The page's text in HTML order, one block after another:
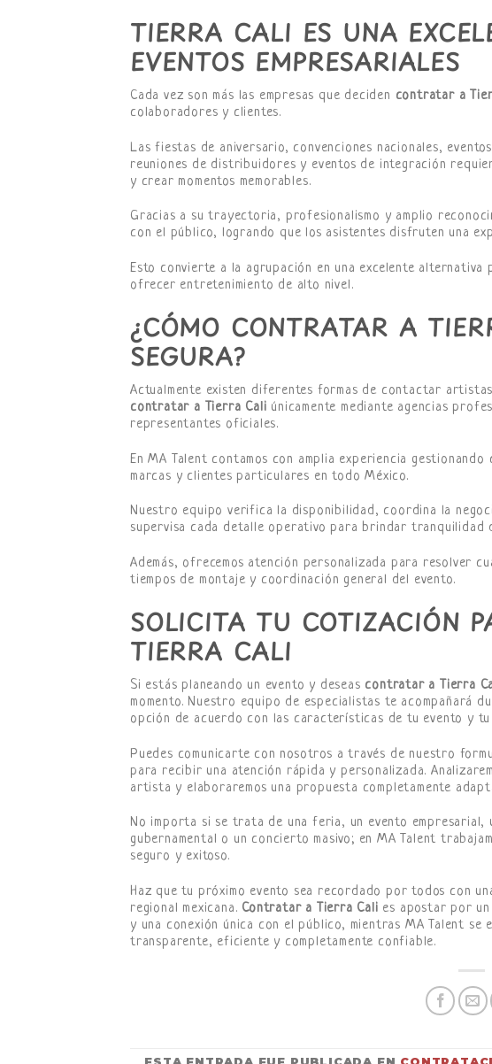
TIERRA CALI ES UNA
EVENTOS EMPRESARIALES
Cada vez son más las empresas que deciden contratar a
colaboradores y clientes.
Las fiestas de aniversario, convenciones nacionales,
reuniones de distribuidores y eventos de integración
y crear momentos memorables.
Gracias a su trayectoria, profesionalismo y amplio
con el público, logrando que los asistentes disfruten una
Esto convierte a la agrupación en una excelente alternativa
ofrecer entretenimiento de alto nivel.
¿CÓMO CONTRATAR A
SEGURA?
Actualmente existen diferentes formas de contactar
contratar a Tierra Cali únicamente mediante agencias
representantes oficiales.
En MA Talent contamos con amplia experiencia
marcas y clientes particulares en todo México.
Nuestro equipo verifica la disponibilidad, coordina la
supervisa cada detalle operativo para brindar tranquilidad
Además, ofrecemos atención personalizada para resolver
tiempos de montaje y coordinación general del evento.
SOLICITA TU COTIZACIÓN
TIERRA CALI
Si estás planeando un evento y deseas contratar a Tierra
momento. Nuestro equipo de especialistas te acompañará
opción de acuerdo con las características de tu evento y tu
Puedes comunicarte con nosotros a través de nuestro
para recibir una atención rápida y personalizada.
artista y elaboraremos una propuesta completamente
No importa si se trata de una feria, un evento
gubernamental o un concierto masivo; en MA Talent
seguro y exitoso.
Haz que tu próximo evento sea recordado por todos con
regional mexicana. Contratar a Tierra Cali es apostar por
y una conexión única con el público, mientras MA Talent
transparente, eficiente y completamente confiable.